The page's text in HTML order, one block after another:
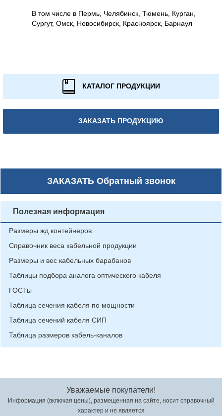
В том числе в Пермь, Челябинск, Тюмень, Курган,
Сургут, Омск, Новосибирск, Красноярск, Барнаул
КАТАЛОГ ПРОДУКЦИИ
ЗАКАЗАТЬ ПРОДУКЦИЮ
ЗАКАЗАТЬОбратный звонок
Полезная информация
Размеры жд контейнеров
Справочник веса кабельной продукции
Размеры и вес кабельных барабанов
Таблицы подбора аналога оптического кабеля
ГОСТы
Таблица сечения кабеля по мощности
Таблица сечений кабеля СИП
Таблица размеров кабель-каналов
Уважаемые покупатели!
Информация (включая цены), размещенная на сайте, носит справочный
характер и не является